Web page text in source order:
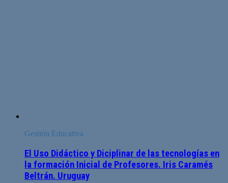
Gestión Educativa
El Uso Didáctico y Diciplinar de las tecnologías en
la formación Inicial de Profesores. Iris Caramés
Beltrán. Uruguay